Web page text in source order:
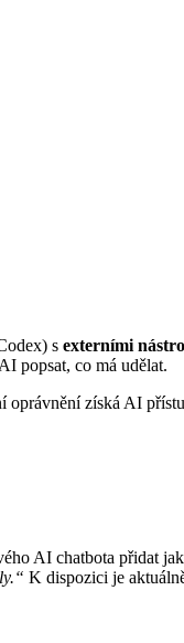
s externími
popsat, co má udělat.
oprávnění získá AI
AI chatbota přidat
K dispozici je